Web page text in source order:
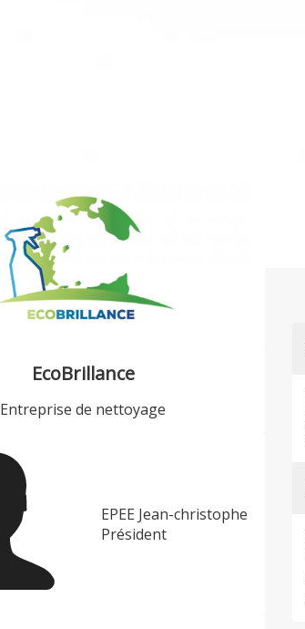
EcoBrillance
Entreprise de nettoyage
EPEE Jean-christophe
Président